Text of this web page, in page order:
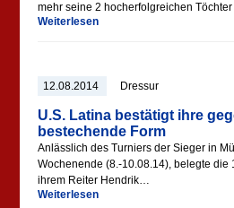
mehr seine 2 hocherfolgreichen Töchter
Weiterlesen
12.08.2014 Dressur
U.S. Latina bestätigt ihre
bestechende Form
Anlässlich des Turniers der Sieger in
Wochenende (8.-10.08.14), belegte die
ihrem Reiter Hendrik…
Weiterlesen